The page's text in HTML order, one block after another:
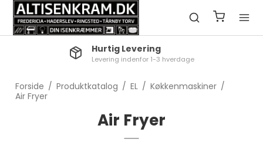
Hurtig Levering
Levering indenfor 1-3 hverdage
Forside / Produktkatalog / EL / Køkkenmaskiner /
Air Fryer
Air Fryer